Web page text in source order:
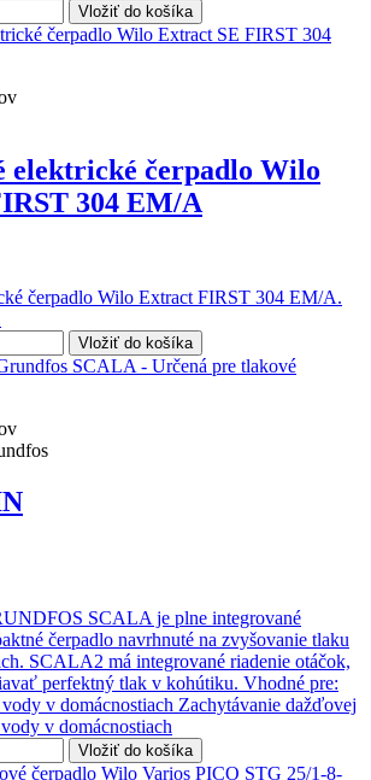
Vložiť do košíka
elektrické čerpadlo Wilo
304 EM/A
čerpadlo Wilo Extract FIRST 304 EM/A.
Vložiť do košíka
SCALA je plne integrované
čerpadlo navrhnuté na zvyšovanie tlaku
SCALA2 má integrované riadenie otáčok,
perfektný tlak v kohútiku. Vhodné pre:
v domácnostiach Zachytávanie dažďovej
v domácnostiach
Vložiť do košíka